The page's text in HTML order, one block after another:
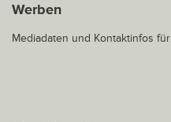
Werben
Mediadaten und Kontaktinfos für